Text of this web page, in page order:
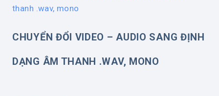
thanh .wav, mono
CHUYỂN ĐỔI VIDEO – AUDIO SANG ĐỊNH
DẠNG ÂM THANH .WAV, MONO